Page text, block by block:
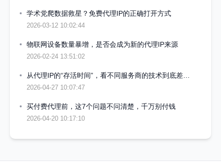
学术党爬数据救星？免费代理IP的正确打开方式
2026-03-12 10:02:44
物联网设备数量暴增，是否会成为新的代理IP来源
2026-02-24 13:51:02
2026-04-27 10:07:47
买付费代理前，这7个问题不问清楚，千万别付钱
2026-04-20 10:17:10